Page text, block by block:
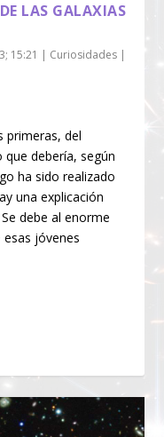
LAS GALAXIAS
15:21 | Curiosidades |
primeras, del
debería, según
ha sido realizado
una explicación
debe al enorme
esas jóvenes